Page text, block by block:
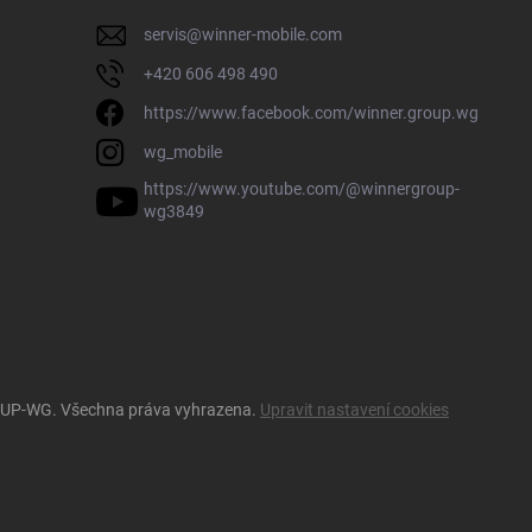
servis@winner-mobile.com
+420 606 498 490
https://www.facebook.com/winner.group.wg
wg_mobile
https://www.youtube.com/@winnergroup-
wg3849
WG. Všechna práva vyhrazena. Upravit nastavení cookies